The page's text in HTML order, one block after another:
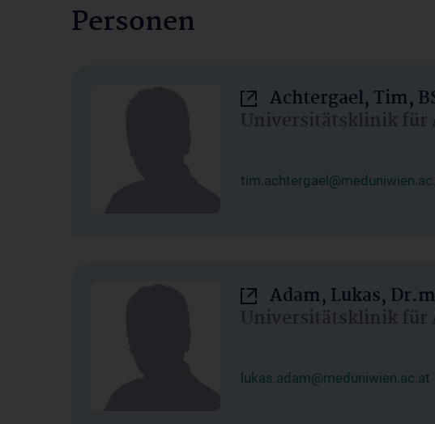
Personen
Achtergael, Tim,
Universitätsklinik für
Adam, Lukas,
Universitätsklinik für
lukas.adam@meduniwien.ac.at